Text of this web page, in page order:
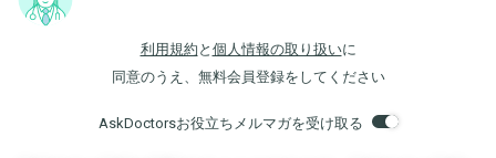
利用規約 と 個人情報の取り扱いに
同意のうえ、無料会員登録をしてください
AskDoctorsお役立ちメルマガを受け取る